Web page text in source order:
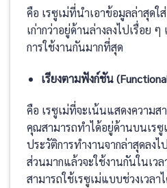
คือ เรซูเม่ที่นำเอาข้อมูลล่าสุดใ
เก่ากว่าอยู่ด้านล่างลงไปเรื่อย
การใช้งานกันมากที่สุด
เรียงตามฟังก์ชัน
คือ เรซูเม่ที่จะเน้นแสดงความ
คุณสามารถทำได้อยู่ด้านบนเร
ประวัติการทำงานจากล่าสุดลงไ
ส่วนมากแล้วจะใช้งานกันในเว
สามารถใช้เรซูเม่แบบช่วงเวลา